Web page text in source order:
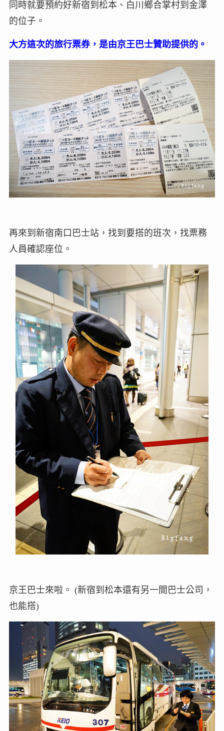
同時就要預約好新宿到松本、白川鄉合掌村到金澤
的位子。
大方這次的旅行票券，是由京王巴士贊助提供的。
再來到新宿南口巴士站，找到要搭的班次，找票務
人員確認座位。
京王巴士來啦。 (新宿到松本還有另一間巴士公司，
也能搭)